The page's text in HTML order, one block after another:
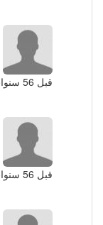
قبل 56 سنوات
قبل 56 سنوات